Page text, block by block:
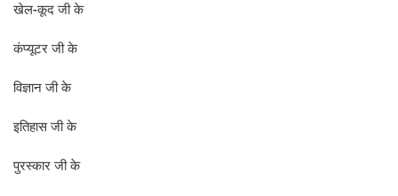
खेल-कूद जी के
कंप्यूटर जी के
विज्ञान जी के
इतिहास जी के
पुरस्कार जी के